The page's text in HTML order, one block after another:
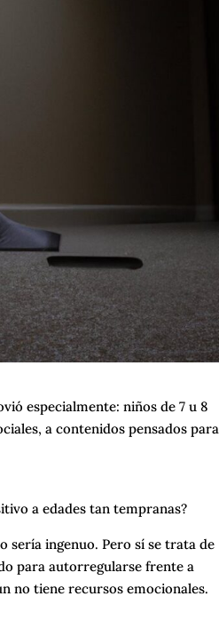
especialmente: niños de 7 u 8
a contenidos pensados para
a edades tan tempranas?
sería ingenuo. Pero sí se trata de
para autorregularse frente a
no tiene recursos emocionales.